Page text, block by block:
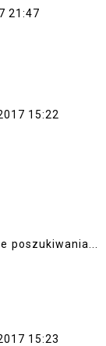
21:47
15:22
poszukiwania...
15:23